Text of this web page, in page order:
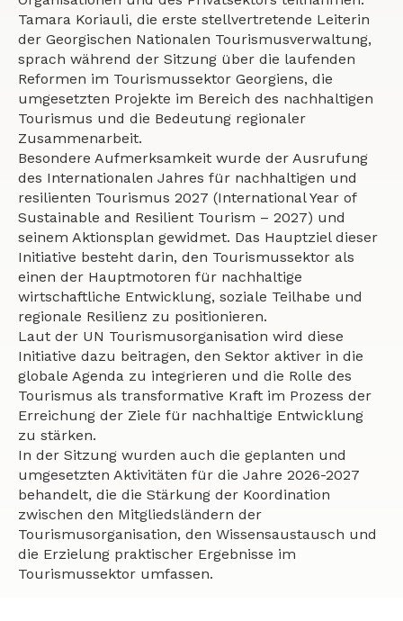
Tamara Koriauli, die erste stellvertretende Leiterin
der Georgischen Nationalen Tourismusverwaltung,
sprach während der Sitzung über die laufenden
Reformen im Tourismussektor Georgiens, die
umgesetzten Projekte im Bereich des nachhaltigen
Tourismus und die Bedeutung regionaler
Zusammenarbeit.
Besondere Aufmerksamkeit wurde der Ausrufung
des Internationalen Jahres für nachhaltigen und
resilienten Tourismus 2027 (International Year of
Sustainable and Resilient Tourism – 2027) und
seinem Aktionsplan gewidmet. Das Hauptziel dieser
Initiative besteht darin, den Tourismussektor als
einen der Hauptmotoren für nachhaltige
wirtschaftliche Entwicklung, soziale Teilhabe und
regionale Resilienz zu positionieren.
Laut der UN Tourismusorganisation wird diese
Initiative dazu beitragen, den Sektor aktiver in die
globale Agenda zu integrieren und die Rolle des
Tourismus als transformative Kraft im Prozess der
Erreichung der Ziele für nachhaltige Entwicklung
zu stärken.
In der Sitzung wurden auch die geplanten und
umgesetzten Aktivitäten für die Jahre 2026-2027
behandelt, die die Stärkung der Koordination
zwischen den Mitgliedsländern der
Tourismusorganisation, den Wissensaustausch und
die Erzielung praktischer Ergebnisse im
Tourismussektor umfassen.